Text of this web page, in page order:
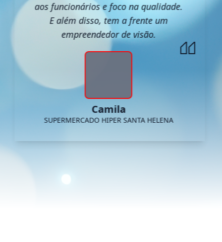
aos funcionários e foco na qualidade.
E além disso, tem a frente um
empreendedor de visão.
Camila
SUPERMERCADO HIPER SANTA HELENA